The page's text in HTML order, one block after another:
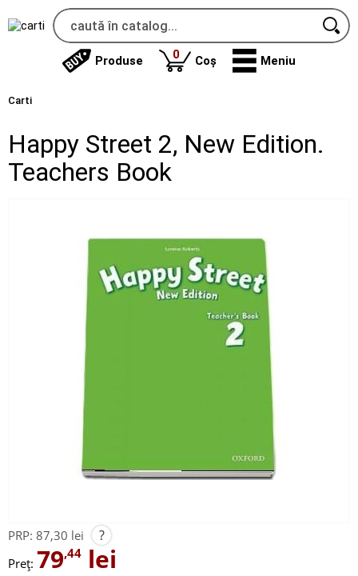
Produse 0produse
Coș Meniu
Carti
Happy Street 2, New Edition.
Teachers Book
PRP: 87,30 lei ?
Preț: 79,44 lei